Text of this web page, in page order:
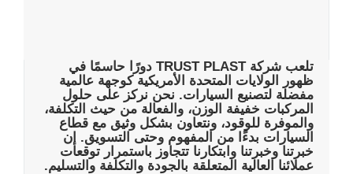
تلعب شركة TRUST PLAST دورًا حاسمًا في
ظهور الولايات المتحدة الأمريكية كوجهة عالمية
مفضلة لتصنيع السيارات. نحن نركز على حلول
المركبات خفيفة الوزن، والفعالة من حيث التكلفة،
والموفرة للوقود، ونتعاون بشكل وثيق مع قطاع
السيارات بدءًا من المفهوم وحتى التسويق. إن
خبرتنا وخبرتنا وابتكارنا تتجاوز باستمرار توقعات
عملائنا العالية المتعلقة بالجودة والتكلفة والتسليم.